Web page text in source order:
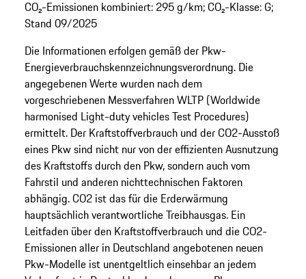
CO₂-Emissionen kombiniert: 295 g/km; CO₂-Klasse: G;
Stand 09/2025
Die Informationen erfolgen gemäß der Pkw-
Energieverbrauchskennzeichnungsverordnung. Die
angegebenen Werte wurden nach dem
vorgeschriebenen Messverfahren WLTP (Worldwide
harmonised Light-duty vehicles Test Procedures)
ermittelt. Der Kraftstoffverbrauch und der CO2-Ausstoß
eines Pkw sind nicht nur von der effizienten Ausnutzung
des Kraftstoffs durch den Pkw, sondern auch vom
Fahrstil und anderen nichttechnischen Faktoren
abhängig. CO2 ist das für die Erderwärmung
hauptsächlich verantwortliche Treibhausgas. Ein
Leitfaden über den Kraftstoffverbrauch und die CO2-
Emissionen aller in Deutschland angebotenen neuen
Pkw-Modelle ist unentgeltlich einsehbar an jedem